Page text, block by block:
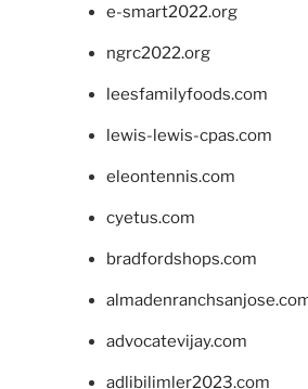
e-smart2022.org
ngrc2022.org
leesfamilyfoods.com
lewis-lewis-cpas.com
eleontennis.com
cyetus.com
bradfordshops.com
advocatevijay.com
adlibilimler2023.com